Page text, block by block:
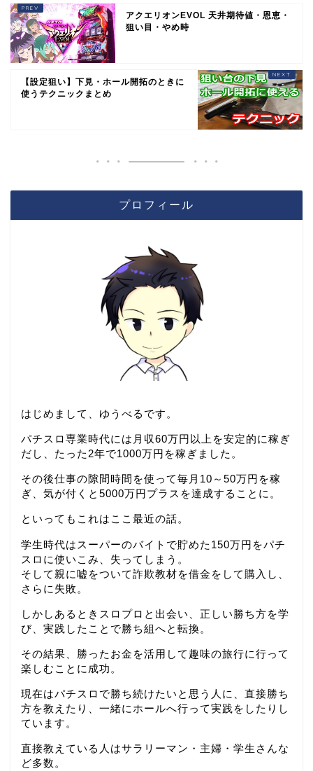
アクエリオンEVOL 天井期待値・恩恵・
狙い目・やめ時
【設定狙い】下見・ホール開拓のときに
使うテクニックまとめ
プロフィール
はじめまして、ゆうべるです。
パチスロ専業時代には月収60万円以上を安定的に稼ぎ
だし、たった2年で1000万円を稼ぎました。
その後仕事の隙間時間を使って毎月10～50万円を稼
ぎ、気が付くと5000万円プラスを達成することに。
といってもこれはここ最近の話。
学生時代はスーパーのバイトで貯めた150万円をパチ
スロに使いこみ、失ってしまう。
そして親に嘘をついて詐欺教材を借金をして購入し、
さらに失敗。
しかしあるときスロプロと出会い、正しい勝ち方を学
び、実践したことで勝ち組へと転換。
その結果、勝ったお金を活用して趣味の旅行に行って
楽しむことに成功。
現在はパチスロで勝ち続けたいと思う人に、直接勝ち
方を教えたり、一緒にホールへ行って実践をしたりし
ています。
直接教えている人はサラリーマン・主婦・学生さんな
ど多数。